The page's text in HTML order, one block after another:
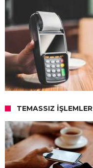
TEMASSIZ İŞLEMLER